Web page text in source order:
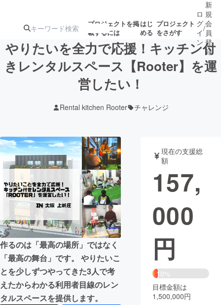
プロジェクトを掲
載するには
はじ
める
プロジェクト
をさがす
注目の新着プロ募集終了が近いプ
テクノロジー・ガジェット
映像・映画 書籍・雑誌
ビジネス・起業 チャレンジ
まちづくり・地域活性化
CAMPFIRE for Social Good
CAMPFIRE Creation
CAMPFIREふるさと納税machi-ya コミュニティ
ロ
グ
イ
ン
/
新
規
会
員
登
録
やりたいを全力で応援！キッチン付
きレンタルスペース【Rooter】を運
営したい！
Rental kitchen Rooter チャレンジ
作るのは「最高の場所」ではなく
「最高の舞台」です。 やりたいこ
とを少しずつやってきた3人で考
えたからわかる利用者目線のレン
タルスペースを提供します。
現在の支援総
額
157,
000
円
10%
目標金額は
1,500,000円